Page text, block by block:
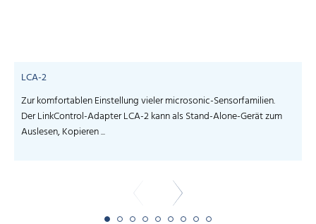
LCA-2
Zur komfortablen Einstellung vieler microsonic-Sensorfamilien.
Der LinkControl-Adapter LCA-2 kann als Stand-Alone-Gerät zum
Auslesen, Kopieren ...